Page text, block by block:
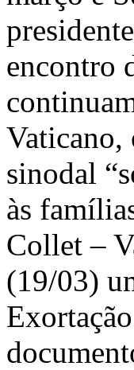
encontro
Vaticano,
sinodal
às
Collet –
(19/03)